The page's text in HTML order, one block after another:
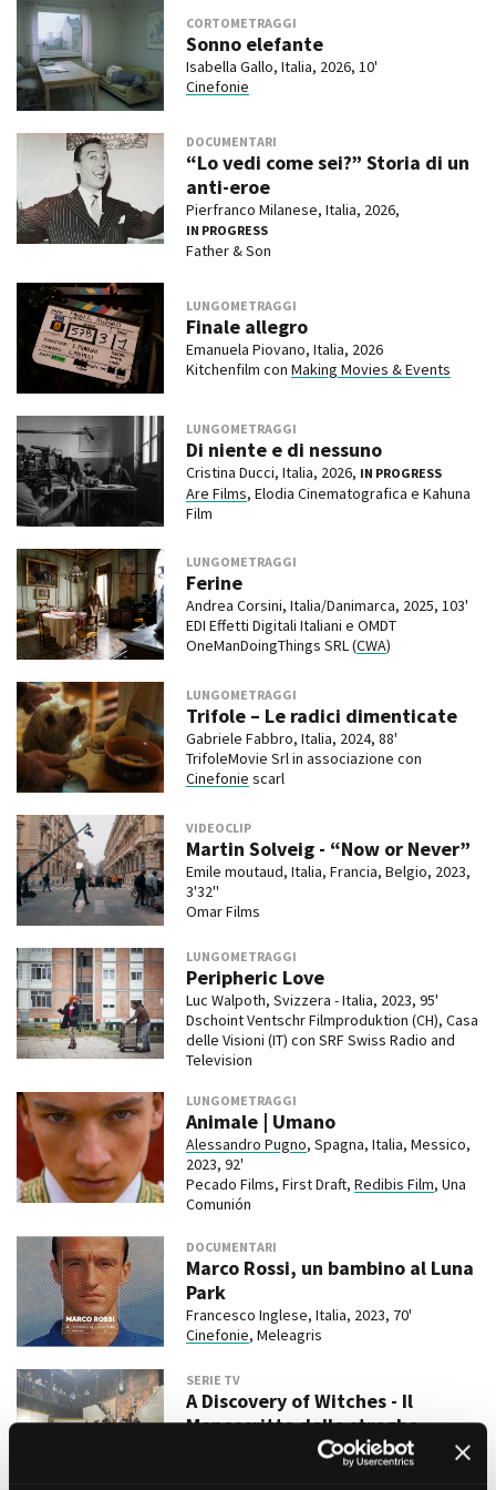
CORTOMETRAGGI
Sonno elefante
Isabella Gallo, Italia, 2026, 10'
Cinefonie
DOCUMENTARI
“Lo vedi come sei?” Storia di un
anti-eroe
Pierfranco Milanese, Italia, 2026,
IN PROGRESS
Father & Son
LUNGOMETRAGGI
Finale allegro
Emanuela Piovano, Italia, 2026
Kitchenfilm con Making Movies & Events
LUNGOMETRAGGI
Di niente e di nessuno
Cristina Ducci, Italia, 2026, IN PROGRESS
Are Films, Elodia Cinematografica e Kahuna
Film
LUNGOMETRAGGI
Ferine
Andrea Corsini, Italia/Danimarca, 2025, 103'
EDI Effetti Digitali Italiani e OMDT
OneManDoingThings SRL (CWA)
LUNGOMETRAGGI
Trifole – Le radici dimenticate
Gabriele Fabbro, Italia, 2024, 88'
TrifoleMovie Srl in associazione con
Cinefonie scarl
VIDEOCLIP
Martin Solveig - “Now or Never”
Emile moutaud, Italia, Francia, Belgio, 2023,
3'32''
Omar Films
LUNGOMETRAGGI
Peripheric Love
Luc Walpoth, Svizzera - Italia, 2023, 95'
Dschoint Ventschr Filmproduktion (CH), Casa
delle Visioni (IT) con SRF Swiss Radio and
Television
LUNGOMETRAGGI
Animale | Umano
Alessandro Pugno, Spagna, Italia, Messico,
2023, 92'
Pecado Films, First Draft, Redibis Film, Una
Comunión
DOCUMENTARI
Marco Rossi, un bambino al Luna
Park
Francesco Inglese, Italia, 2023, 70'
Cinefonie, Meleagris
SERIE TV
A Discovery of Witches - Il
Manoscritto delle streghe
Bad Wolf e Sky Productions